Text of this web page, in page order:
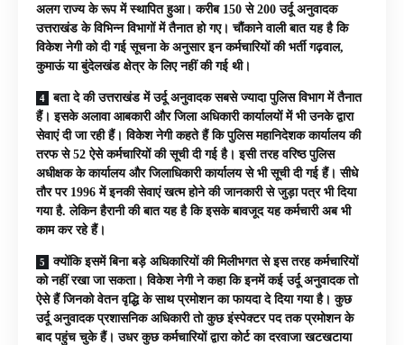
अलग राज्य के रूप में स्थापित हुआ। करीब 150 से 200 उर्दू अनुवादक
उत्तराखंड के विभिन्न विभागों में तैनात हो गए। चौंकाने वाली बात यह है कि
विकेश नेगी को दी गई सूचना के अनुसार इन कर्मचारियों की भर्ती गढ़वाल,
कुमाऊं या बुंदेलखंड क्षेत्र के लिए नहीं की गई थी।
बता दे की उत्तराखंड में उर्दू अनुवादक सबसे ज्यादा पुलिस विभाग में तैनात
हैं। इसके अलावा आबकारी और जिला अधिकारी कार्यालयों में भी उनके द्वारा
सेवाएं दी जा रही हैं। विकेश नेगी कहते हैं कि पुलिस महानिदेशक कार्यालय की
तरफ से 52 ऐसे कर्मचारियों की सूची दी गई है। इसी तरह वरिष्ठ पुलिस
अधीक्षक के कार्यालय और जिलाधिकारी कार्यालय से भी सूची दी गई हैं। सीधे
तौर पर 1996 में इनकी सेवाएं खत्म होने की जानकारी से जुड़ा पत्र भी दिया
गया है. लेकिन हैरानी की बात यह है कि इसके बावजूद यह कर्मचारी अब भी
काम कर रहे हैं।
क्योंकि इसमें बिना बड़े अधिकारियों की मिलीभगत से इस तरह कर्मचारियों
को नहीं रखा जा सकता। विकेश नेगी ने कहा कि इनमें कई उर्दू अनुवादक तो
ऐसे हैं जिनको वेतन वृद्धि के साथ प्रमोशन का फायदा दे दिया गया है। कुछ
उर्दू अनुवादक प्रशासनिक अधिकारी तो कुछ इंस्पेक्टर पद तक प्रमोशन के
बाद पहुंच चुके हैं। उधर कुछ कर्मचारियों द्वारा कोर्ट का दरवाजा खटखटाया